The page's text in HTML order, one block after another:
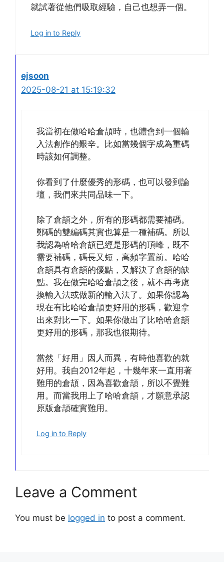
就試著從他們吸取經驗，自己也想弄一個。
Log in to Reply
ejsoon
2025-08-21 at 15:19:32
我當初在做哈哈倉頡時，也體會到一個輸
入法創作的艱辛。比如當幾個字成為重碼
時該如何調整。
你看到了什麼優秀的形碼，也可以發到論
壇，我們來共同品味一下。
除了倉頡之外，所有的形碼都需要補碼。
鄭碼的雙編碼其實也算是一種補碼。所以
我認為哈哈倉頡已經是形碼的頂峰，既不
需要補碼，碼長又短，高頻字置前。哈哈
倉頡具有倉頡的優點，又解決了倉頡的缺
點。我在做完哈哈倉頡之後，就不再考慮
換輸入法或做新的輸入法了。如果你認為
現在有比哈哈倉頡更好用的形碼，歡迎拿
出來對比一下。如果你做出了比哈哈倉頡
更好用的形碼，那我也很期待。
當然「好用」因人而異，有時他喜歡的就
好用。我自2012年起，十幾年來一直用著
難用的倉頡，因為喜歡倉頡，所以不覺難
用。而當我用上了哈哈倉頡，才願意承認
原版倉頡確實難用。
Log in to Reply
Leave a Comment
You must be logged in to post a comment.